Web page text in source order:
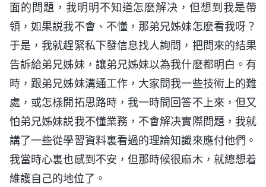
面的問題，我明明不知道怎麽解决，但想到我是帶
領，如果説我不會、不懂，那弟兄姊妹怎麽看我呀？
于是，我就趕緊私下發信息找人詢問，把問來的結果
告訴給弟兄姊妹，讓弟兄姊妹以為我什麽都明白。有
時，跟弟兄姊妹溝通工作，大家問我一些技術上的難
處，或怎樣開拓思路時，我一時間回答不上來，但又
怕弟兄姊妹説我不懂業務，不會解决實際問題，我就
講了一些從學習資料裏看過的理論知識來應付他們。
我當時心裏也感到不安，但那時候很麻木，就總想着
維護自己的地位了。